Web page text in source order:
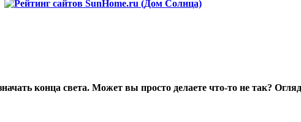
конца света. Может вы просто делаете что-то не так?